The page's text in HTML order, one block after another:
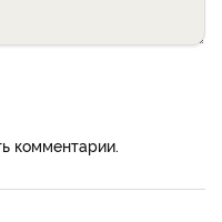
комментарии.